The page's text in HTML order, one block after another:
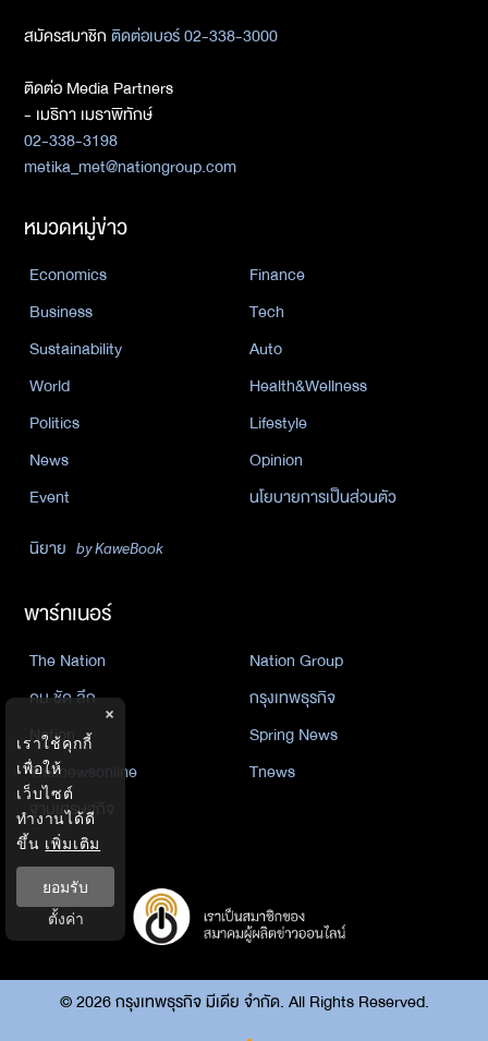
สมัครสมาชิกติดต่อเบอร์ 02-338-3000
ติดต่อ Media Partners
- เมธิกา เมธาพิทักษ์
02-338-3198
metika_met@nationgroup.com
หมวดหมู่ข่าว
Economics
Finance
Business
Tech
Sustainability
Auto
World
Health&Wellness
Politics
Lifestyle
News
Opinion
Event
นโยบายการเป็นส่วนตัว
นิยาย by KaweBook
พาร์ทเนอร์
The Nation
Nation Group
คม ชัด ลึก
กรุงเทพธุรกิจ
Nation
Spring News
Thainewsonline
Tnews
ฐานเศรษฐกิจ
©2026กรุงเทพธุรกิจ มีเดีย จำกัด. All Rights Reserved.
×
เราใช้คุกกี้
เพื่อให้
เว็บไซต์
ทำงานได้ดี
ขึ้น เพิ่มเติม
ยอมรับ
ตั้งค่า